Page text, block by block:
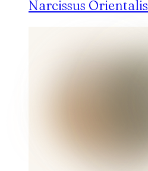
Narcissus Orientalis